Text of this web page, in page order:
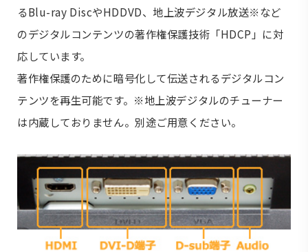
るBlu-ray DiscやHDDVD、地上波デジタル放送※など
のデジタルコンテンツの著作権保護技術「HDCP」に対
応しています。
著作権保護のために暗号化して伝送されるデジタルコン
テンツを再生可能です。※地上波デジタルのチューナー
は内蔵しておりません。別途ご用意ください。